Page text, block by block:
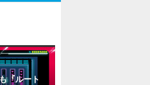
『ルート